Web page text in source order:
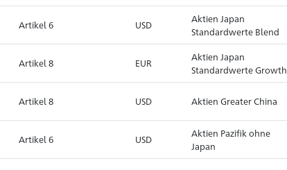
Artikel 6 USD
Aktien Japan
Standardwerte Blend
Artikel 8 EUR
Aktien Japan
Standardwerte Growth
Artikel 8 USD Aktien Greater China
Artikel 6 USD
Aktien Pazifik ohne
Japan